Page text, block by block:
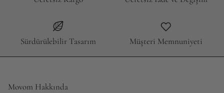
Sürdürülebilir Tasarım Müşteri Memnuniyeti
Movom Hakkında